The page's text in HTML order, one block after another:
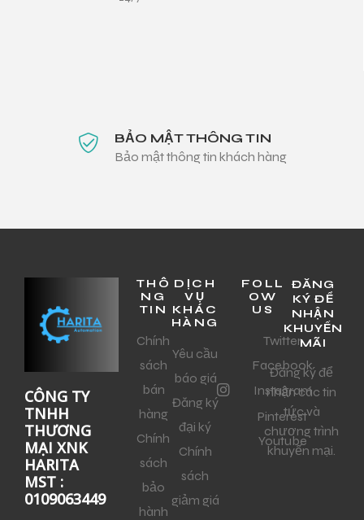
BẢO MẬT THÔNG TIN
Bảo mật thông tin khách hàng
CÔNG TY
TNHH
THƯƠNG
MẠI XNK
HARITA
MST :
0109063449
THÔ
NG
TIN
Chính
sách
bán
hàng
Chính
sách
bảo
hành
DỊCH
VỤ
KHÁC
HÀNG
Yêu cầu
báo giá
Đăng ký
đại ký
Chính
sách
giảm giá
FOLL
OW
US
Twitter
Facebook
Instagram
Pinterest
Youtube
ĐĂNG
KÝ ĐỂ
NHẬN
KHUYẾN
MÃI
Đăng ký để
nhận các tin
tức và
chương trình
khuyến mại.